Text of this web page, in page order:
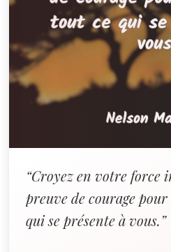
“Croyez en votre force
preuve de courage
qui se présente à vous.”